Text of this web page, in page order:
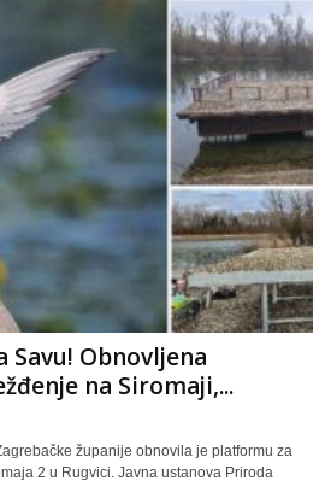
Savu! Obnovljena
na Siromaji,...
županije obnovila je platformu za
2 u Rugvici. Javna ustanova Priroda